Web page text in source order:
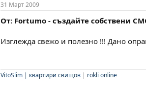
31 Март 2009
От: Fortumo - създайте собствени
Изглежда свежо и полезно !!! Дано
VitoSlim | квартири свищов | rokli online